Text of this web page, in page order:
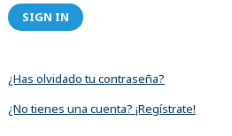
SIGN IN
¿Has olvidado tu contraseña?
¿No tienes una cuenta? ¡Regístrate!